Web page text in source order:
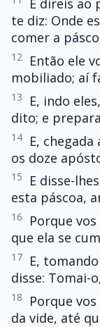
E direis ao
te diz: Onde
comer a
12
Então ele
mobiliado; aí
13
E, indo
dito; e
14
E,
os doze
15
E disse-
esta páscoa,
16
Porque
que ela se
17
E,
disse: Tomai-
18
Porque
da vide, até